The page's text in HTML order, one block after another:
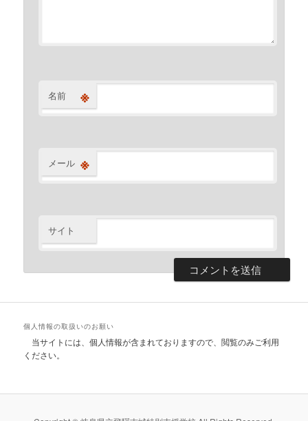
名前 ※
メール ※
サイト
個人情報の取扱いのお願い
当サイトには、個人情報が含まれておりますので、閲覧のみご利用
ください。